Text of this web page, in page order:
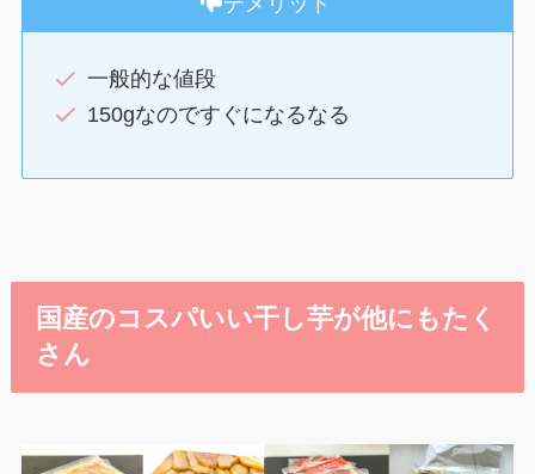
一般的な値段
150gなのですぐになるなる
国産のコスパいい干し芋が他にもたく
さん